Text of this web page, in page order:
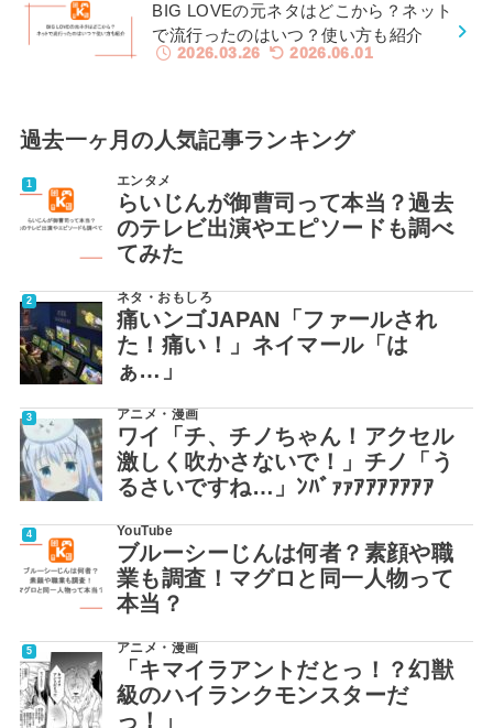
BIG LOVEの元ネタはどこから？ネット
で流行ったのはいつ？使い方も紹介
2026.03.26 2026.06.01
過去一ヶ月の人気記事ランキング
エンタメ
らいじんが御曹司って本当？過去
のテレビ出演やエピソードも調べ
てみた
ネタ・おもしろ
痛いンゴJAPAN「ファールされ
た！痛い！」ネイマール「は
ぁ…」
アニメ・漫画
ワイ「チ、チノちゃん！アクセル
激しく吹かさないで！」チノ「う
るさいですね…」ﾝﾊﾞｧｧｱｱｱｱｱｱｱ
YouTube
ブルーシーじんは何者？素顔や職
業も調査！マグロと同一人物って
本当？
アニメ・漫画
「キマイラアントだとっ！？幻獣
級のハイランクモンスターだ
っ！」